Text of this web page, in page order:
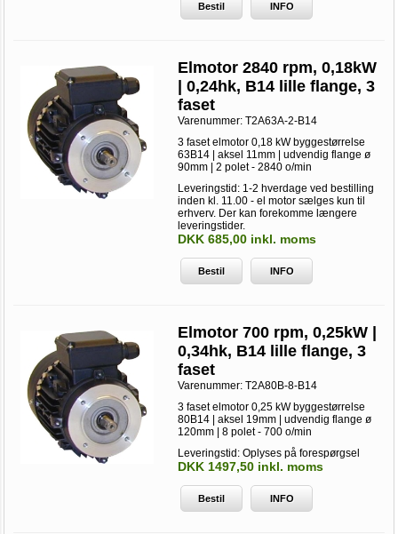
Bestil INFO
Elmotor 2840 rpm, 0,18kW
| 0,24hk, B14 lille flange, 3
faset
Varenummer:T2A63A-2-B14
3 faset elmotor 0,18 kW byggestørrelse
63B14 | aksel 11mm | udvendig flange ø
90mm | 2 polet - 2840 o/min
Leveringstid: 1-2 hverdage ved bestilling
inden kl. 11.00 - el motor sælges kun til
erhverv. Der kan forekomme længere
leveringstider.
DKK 685,00 inkl. moms
Bestil INFO
Elmotor 700 rpm, 0,25kW |
0,34hk, B14 lille flange, 3
faset
Varenummer:T2A80B-8-B14
3 faset elmotor 0,25 kW byggestørrelse
80B14 | aksel 19mm | udvendig flange ø
120mm | 8 polet - 700 o/min
Leveringstid: Oplyses på forespørgsel
DKK 1497,50 inkl. moms
Bestil INFO